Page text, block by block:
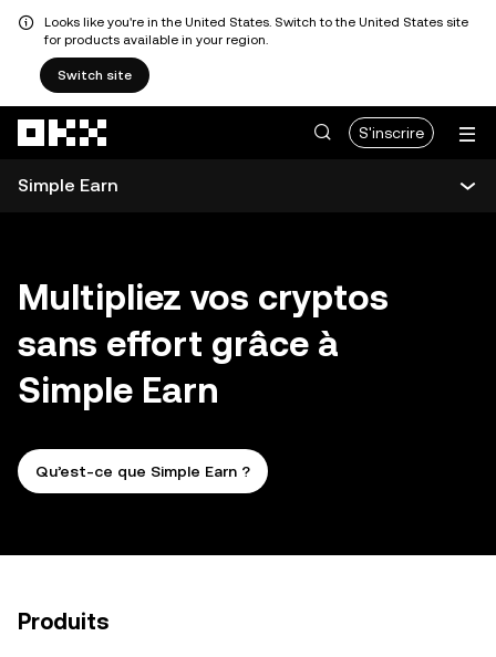
Looks like you're in the United States. Switch to the United States site
for products available in your region.
Switch site
S'inscrire
Simple Earn
Simple Earn
Récompenses stables
BTC Yield+
Flash Earn
On-chain Earn
Multipliez vos cryptos
sans effort grâce à
Simple Earn
Qu’est-ce que Simple Earn ?
Produits